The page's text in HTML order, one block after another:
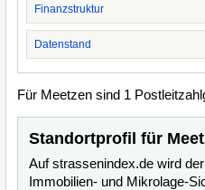
Finanzstruktur
Datenstand
Für Meetzen sind 1
Standortprofil für
Auf strassenindex.de wird
Immobilien- und Mikrolage-